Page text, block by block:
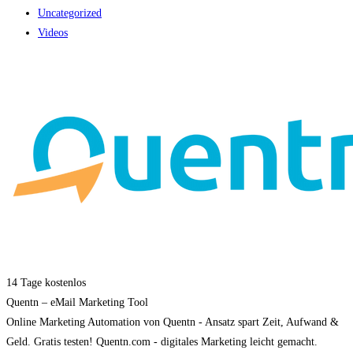
Uncategorized
Videos
14 Tage kostenlos
Quentn – eMail Marketing Tool
Online Marketing Automation von Quentn - Ansatz spart Zeit, Aufwand &
Geld. Gratis testen! Quentn.com - digitales Marketing leicht gemacht.